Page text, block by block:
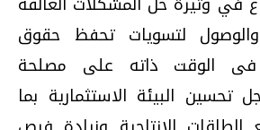
لتسويات تحفظ حقوق
فى الوقت ذاته على مصلحة
تحسين البيئة الاستثمارية بما